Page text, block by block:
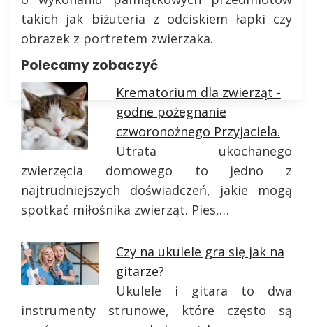
takich jak biżuteria z odciskiem łapki czy
obrazek z portretem zwierzaka.
Polecamy zobaczyć
Krematorium dla zwierząt -
godne pożegnanie
czworonożnego Przyjaciela.
Utrata ukochanego
zwierzęcia domowego to jedno z
najtrudniejszych doświadczeń, jakie mogą
spotkać miłośnika zwierząt. Pies,…
Czy na ukulele gra się jak na
gitarze?
Ukulele i gitara to dwa
instrumenty strunowe, które często są